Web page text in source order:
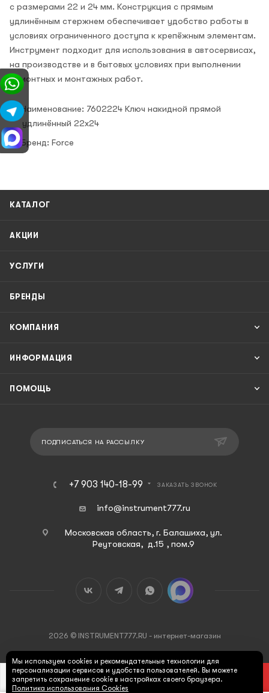
В КОРЗИНУ
с размерами 22 и 24 мм. Конструкция с прямым
удлинённым стержнем обеспечивает удобство работы в
условиях ограниченного доступа к крепёжным элементам.
Инструмент подходит для использования в автосервисах,
на производстве и в бытовых условиях при выполнении
ремонтных и монтажных работ.
Наименование: 7602224 Ключ накидной прямой
удлинённый 22х24
Бренд: Force
КАТАЛОГ
АКЦИИ
УСЛУГИ
БРЕНДЫ
КОМПАНИЯ
ИНФОРМАЦИЯ
ПОМОЩЬ
ПОДПИСАТЬСЯ НА РАССЫЛКУ
+7 903 140-18-99 ЗАКАЗАТЬ ЗВОНОК
info@instrument777.ru
Московская область, г. Балашиха, ул.
Реутовская, д.15 , пом.9
2026 © INSTRUMENT777.RU - интернет-магазин
Мы используем cookies и рекомендательные технологии для
персонализации сервисов и удобства пользователей. Вы можете
запретить сохранение cookie в настройках своего браузера.
Политика использования Cookies